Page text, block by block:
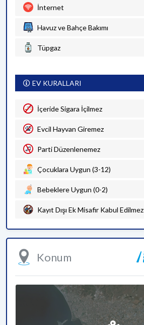
İnternet
Havuz ve Bahçe Bakımı
Tüpgaz
EV KURALLARI
İçeride Sigara İçilmez
Evcil Hayvan Giremez
Parti Düzenlenemez
Çocuklara Uygun (3-12)
Bebeklere Uygun (0-2)
Kayıt Dışı Ek Misafir Kabul Edilmez
Konum